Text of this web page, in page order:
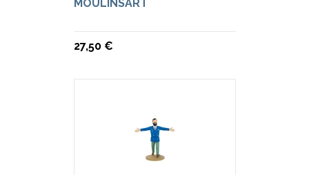
MOULINSART
27,50 €